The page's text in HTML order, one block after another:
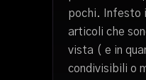
pochi. Infesto
articoli che
vista ( e in
condivisibili o